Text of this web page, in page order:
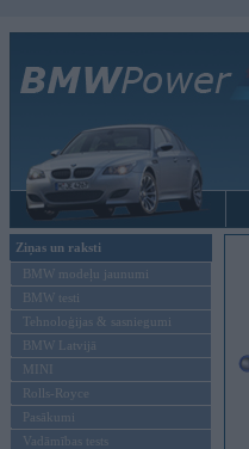
Ziņas un raksti
BMW modeļu jaunumi
BMW testi
Tehnoloģijas & sasniegumi
BMW Latvijā
MINI
Rolls-Royce
Pasākumi
Vadāmības tests